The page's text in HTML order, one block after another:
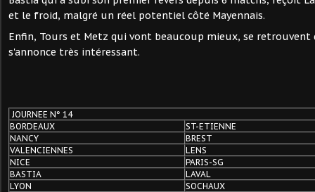
et le froid, malgré un réel potentiel côté Mayennais.
Enfin, Tours et Metz qui vont beaucoup mieux, se retrouvent
s'annonce très intéressant.
JOURNEE N° 14
BORDEAUX
ST-ETIENNE
NANCY
BREST
VALENCIENNES
LENS
NICE
PARIS-SG
BASTIA
LAVAL
LYON
SOCHAUX